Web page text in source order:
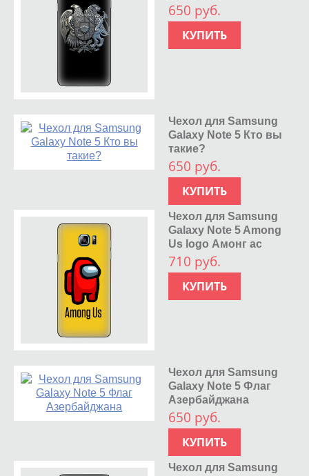
650 руб.
КУПИТЬ
Чехол для Samsung
Galaxy Note 5 Кто вы
такие?
650 руб.
КУПИТЬ
Чехол для Samsung
Galaxy Note 5 Among
Us logo Амонг ас
710 руб.
КУПИТЬ
Чехол для Samsung
Galaxy Note 5 Флаг
Азербайджана
650 руб.
КУПИТЬ
Чехол для Samsung